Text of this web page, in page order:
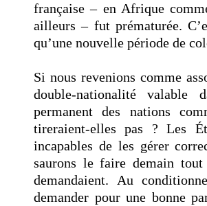
française – en Afrique
ailleurs – fut prématurée.
qu’une nouvelle période de
Si nous revenions comme
double-nationalité valable
permanent des nations
tireraient-elles pas ? Les
incapables de les gérer
saurons le faire demain
demandaient. Au
demander pour une bonne